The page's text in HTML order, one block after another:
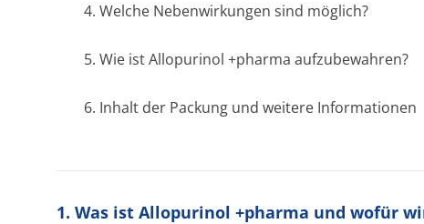
4. Welche Nebenwirkungen sind möglich?
5. Wie ist Allopurinol +pharma aufzubewahren?
6. Inhalt der Packung und weitere Informationen
1. Was ist Allopurinol +pharma und wofür